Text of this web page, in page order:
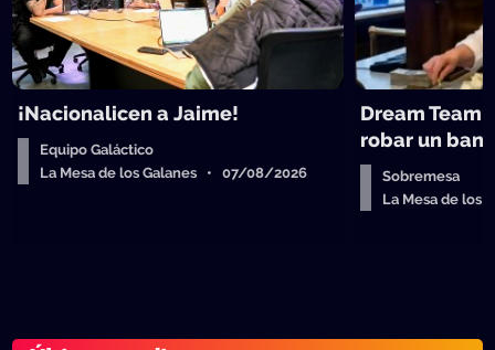
¡Nacionalicen a Jaime!
Equipo Galáctico
La Mesa de los Galanes • 07/08/2026
Dream Team
robar un
Sobremesa
La Mesa de